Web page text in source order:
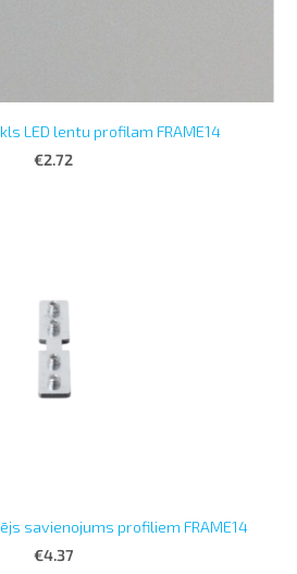
LED lentu profilam FRAME14
€2.72
savienojums profiliem FRAME14
€4.37